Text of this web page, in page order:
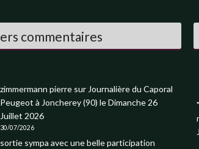
commentaires
zimmermann pierresur Journalière du Caporal
Peugeot à Joncherey (90) le Dimanche 26
Juillet 2026
30/07/2026
sortie sympa avec une belle participation